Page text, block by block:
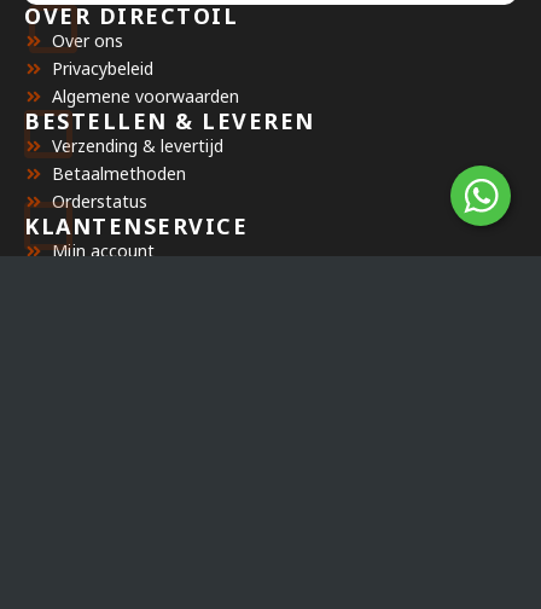
OVER DIRECTOIL
Over ons
Privacybeleid
Algemene voorwaarden
BESTELLEN & LEVEREN
Verzending & levertijd
Betaalmethoden
Orderstatus
KLANTENSERVICE
Mijn account